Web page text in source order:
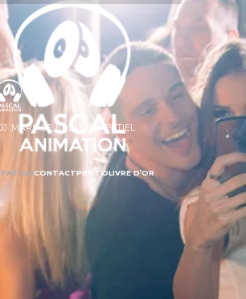
,MARIAGE ET EVENEMENTIEL
CONTACTPHOTOLIVRE D’OR